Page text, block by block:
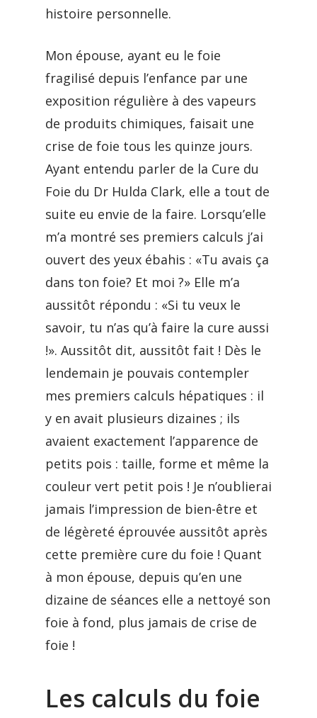
histoire personnelle.
Mon épouse, ayant eu le foie
fragilisé depuis l’enfance par une
exposition régulière à des vapeurs
de produits chimiques, faisait une
crise de foie tous les quinze jours.
Ayant entendu parler de la Cure du
Foie du Dr Hulda Clark, elle a tout de
suite eu envie de la faire. Lorsqu’elle
m’a montré ses premiers calculs j’ai
ouvert des yeux ébahis : «Tu avais ça
dans ton foie? Et moi ?» Elle m’a
aussitôt répondu : «Si tu veux le
savoir, tu n’as qu’à faire la cure aussi
!». Aussitôt dit, aussitôt fait ! Dès le
lendemain je pouvais contempler
mes premiers calculs hépatiques : il
y en avait plusieurs dizaines ; ils
avaient exactement l’apparence de
petits pois : taille, forme et même la
couleur vert petit pois ! Je n’oublierai
jamais l’impression de bien-être et
de légèreté éprouvée aussitôt après
cette première cure du foie ! Quant
à mon épouse, depuis qu’en une
dizaine de séances elle a nettoyé son
foie à fond, plus jamais de crise de
foie !
Les calculs du foie